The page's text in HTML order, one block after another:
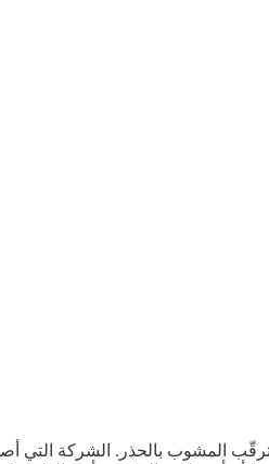
المشوب بالحذر. الشركة التي